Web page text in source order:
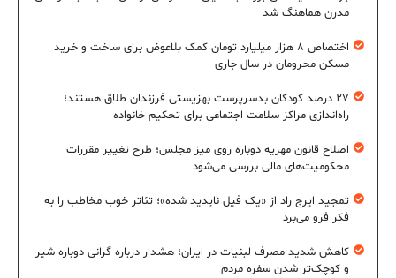
مدرن هماهنگ شد
اختصاص ۸ هزار میلیارد تومان کمک بلاعوض برای ساخت و خرید
مسکن محرومان در سال جاری
۲۷ درصد کودکان بدسرپرست بهزیستی فرزندان طلاق هستند؛
راه‌اندازی مراکز سلامت اجتماعی برای تحکیم خانواده
اصلاح قانون مهریه دوباره روی میز مجلس؛ طرح تغییر مقررات
محکومیت‌های مالی بررسی می‌شود
تمجید ایرج راد از «یک فیل ناپدید شده»؛ تئاتر خوب مخاطب را به
فکر فرو می‌برد
کاهش شدید مصرف لبنیات در ایران؛ هشدار درباره گرانی دوباره شیر
و کوچک‌تر شدن سفره مردم